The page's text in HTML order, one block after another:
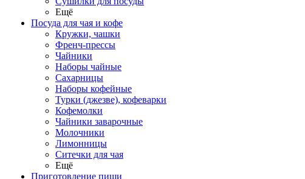
Ещё
Посуда для чая и кофе
Кружки, чашки
Френч-прессы
Чайники
Наборы чайные
Сахарницы
Наборы кофейные
Турки (джезве), кофеварки
Кофемолки
Чайники заварочные
Молочники
Лимонницы
Ситечки для чая
Ещё
Приготовление пищи